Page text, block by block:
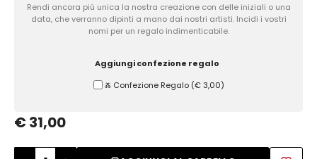
Rendi ancora più unica la nostra creazione con delle iniziali o una
data, che verranno dipinti a mano dai nostri artisti. Incidi i vostri
nomi per un regalo indimenticabile.
Aggiungi confezione regalo
Ⰶ Confezione Regalo (€ 3,00)
€ 31,00
Tovaglie
Tovagliette Americane & Sottopiatti
Zuccheriere
Zuccheriere